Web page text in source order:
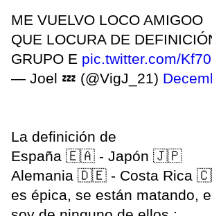
ME VUELVO LOCO AMIGOO
QUE LOCURA DE
GRUPO E pic.twitter.com/
— Joel 💤 (@VigJ_21)
La definición de
España 🇪🇦 - Japón 🇯🇵
Alemania 🇩🇪 - Costa Rica
es épica, se están matando,